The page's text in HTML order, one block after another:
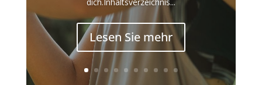
Lesen Sie mehr